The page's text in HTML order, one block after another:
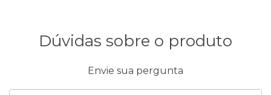
Dúvidas sobre o produto
Envie sua pergunta